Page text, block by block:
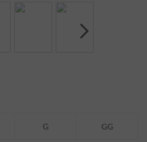
G GG
7º
bermuda